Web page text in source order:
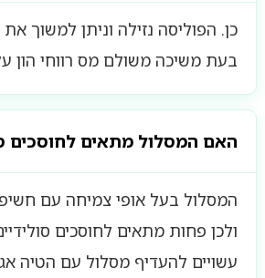
כן. הפוליסה נזילה וניתן למשוך
בעת משיכה משולם מס רווחי הון
האם המסלול מתאים לחוסכים
המסלול בעל אופי צמיחה עם
ולכן פחות מתאים לחוסכים
עשויים להעדיף מסלול עם הטיה